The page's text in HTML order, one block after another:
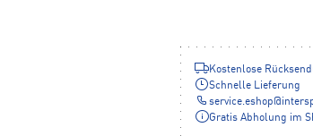
Kostenlose
Schnelle Lieferung
service.eshop@
Gratis Abholung im